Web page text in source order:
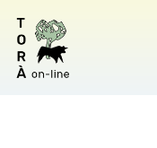
ID de foto no vàlid